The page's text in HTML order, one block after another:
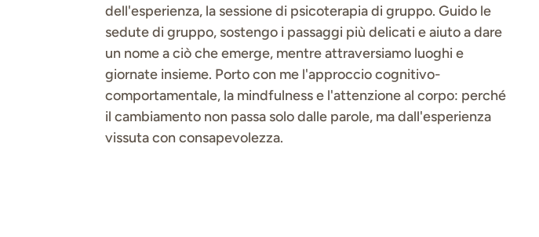
dell'esperienza, la sessione di psicoterapia di gruppo. Guido le
sedute di gruppo, sostengo i passaggi più delicati e aiuto a dare
un nome a ciò che emerge, mentre attraversiamo luoghi e
giornate insieme. Porto con me l'approccio cognitivo-
comportamentale, la mindfulness e l'attenzione al corpo: perché
il cambiamento non passa solo dalle parole, ma dall'esperienza
vissuta con consapevolezza.